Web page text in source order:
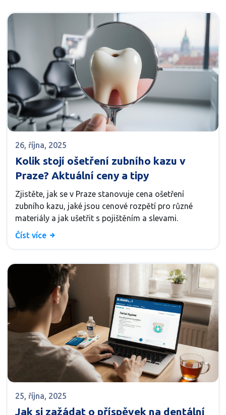
26, října, 2025
Kolik stojí ošetření zubního kazu v
Praze? Aktuální ceny a tipy
Zjistěte, jak se v Praze stanovuje cena ošetření
zubního kazu, jaké jsou cenové rozpětí pro různé
materiály a jak ušetřit s pojištěním a slevami.
Číst více
25, října, 2025
Jak si zažádat o příspěvek na dentální